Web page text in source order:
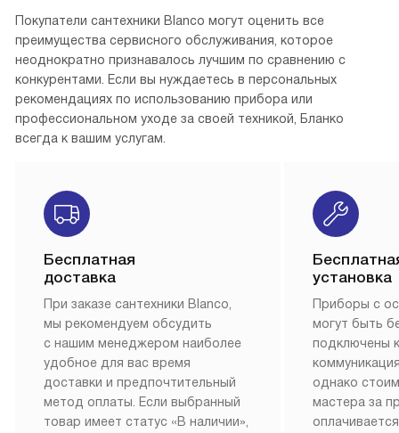
Покупатели сантехники Blanco могут оценить все
преимущества сервисного обслуживания, которое
неоднократно признавалось лучшим по сравнению с
конкурентами. Если вы нуждаетесь в персональных
рекомендациях по использованию прибора или
профессиональном уходе за своей техникой, Бланко
всегда к вашим услугам.
Бесплатная
доставка
При заказе сантехники Blanco,
мы рекомендуем обсудить
с нашим менеджером наиболее
удобное для вас время
доставки и предпочтительный
метод оплаты. Если выбранный
товар имеет статус «В наличии»,
установка
Приборы с
могут быть
подключены
однако
мастера за